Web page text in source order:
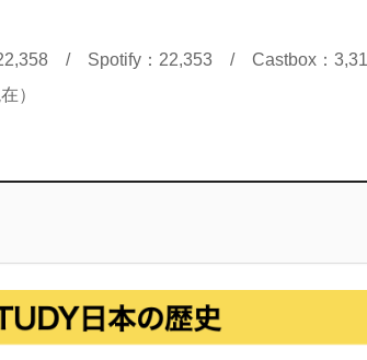
22,358 / Spotify：22,353 / Castbox：
）